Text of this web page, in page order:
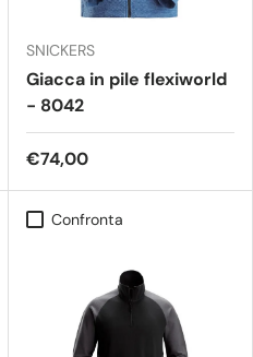
SNICKERS
Giacca in pile flexiworld
- 8042
€74,00
Confronta